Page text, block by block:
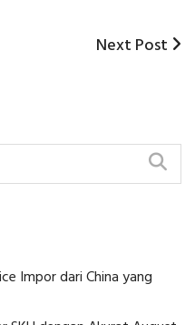
Next
Next Post
Impor dari China yang